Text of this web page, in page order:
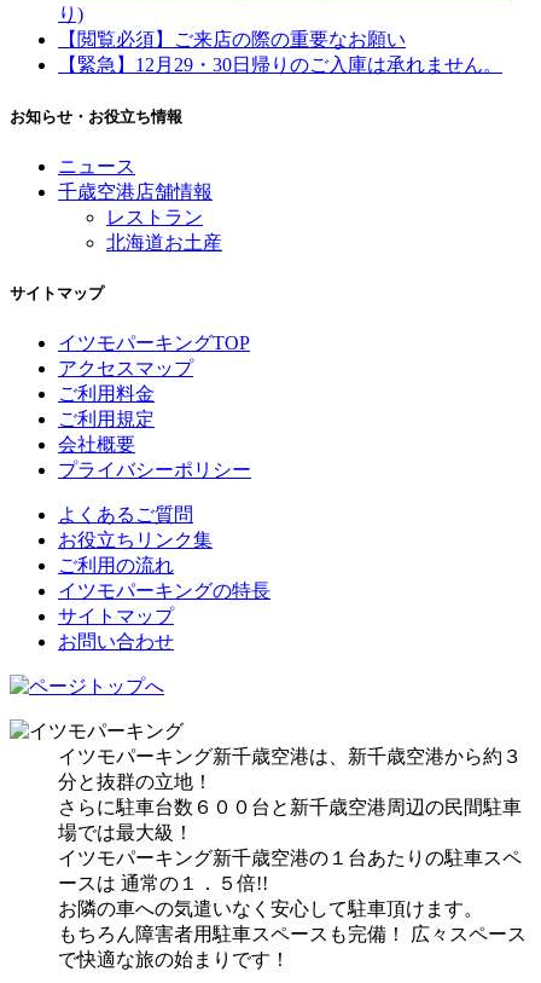
り)
【閲覧必須】ご来店の際の重要なお願い
【緊急】12月29・30日帰りのご入庫は承れません。
お知らせ・お役立ち情報
ニュース
千歳空港店舗情報
レストラン
北海道お土産
サイトマップ
イツモパーキングTOP
アクセスマップ
ご利用料金
ご利用規定
会社概要
プライバシーポリシー
よくあるご質問
お役立ちリンク集
ご利用の流れ
イツモパーキングの特長
サイトマップ
お問い合わせ
イツモパーキング新千歳空港は、新千歳空港から約３
分と抜群の立地！
さらに駐車台数６００台と新千歳空港周辺の民間駐車
場では最大級！
イツモパーキング新千歳空港の１台あたりの駐車スペ
ースは 通常の１．５倍!!
お隣の車への気遣いなく安心して駐車頂けます。
もちろん障害者用駐車スペースも完備！ 広々スペース
で快適な旅の始まりです！